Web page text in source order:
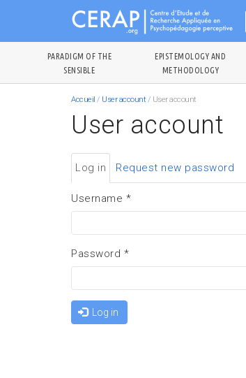
main
PARADIGM OF THE
SENSIBLE
EPISTEMOLOGY AND
METHODOLOGY
Accueil / User account / User account
User account
Primary
tabs
Log in (active
tab)
Request new password
Username *
Password *
Log in